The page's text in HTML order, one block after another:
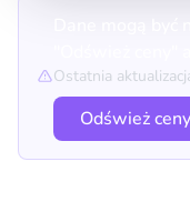
Ostatnia
Odśwież ceny